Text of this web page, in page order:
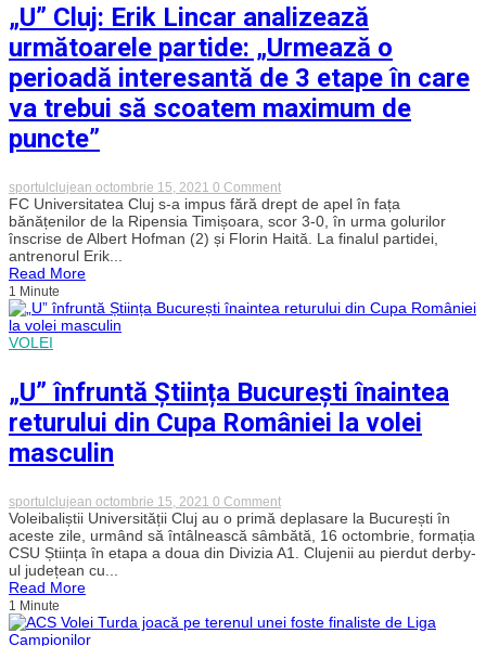
„U” Cluj: Erik Lincar analizează
următoarele partide: „Urmează o
perioadă interesantă de 3 etape în care
va trebui să scoatem maximum de
puncte”
sportulclujean octombrie 15, 2021 0 Commenton
„U”
Cluj:
Erik
Lincar
„Urmează
etape
în
care
maximum
de
puncte”
FC Universitatea Cluj s-a impus fără drept de apel în fața
bănățenilor de la Ripensia Timișoara, scor 3-0, în urma golurilor
înscrise de Albert Hofman (2) și Florin Haită. La finalul partidei,
antrenorul Erik...
Read More
1 Minute
VOLEI
„U” înfruntă Știința București înaintea
returului din Cupa României la volei
masculin
sportulclujean octombrie 15, 2021 0 Commenton
„U”
înfruntă
Știința
București
Cupa
Voleibaliștii Universității Cluj au o primă deplasare la București în
aceste zile, urmând să întâlnească sâmbătă, 16 octombrie, formația
CSU Știința în etapa a doua din Divizia A1. Clujenii au pierdut derby-
ul județean cu...
Read More
1 Minute